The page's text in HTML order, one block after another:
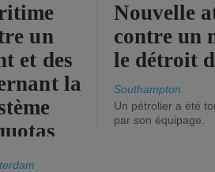
un
et des
la
Nouvelle
contre un
le détroit
Southampton
Un pétrolier a été
par son équipage.